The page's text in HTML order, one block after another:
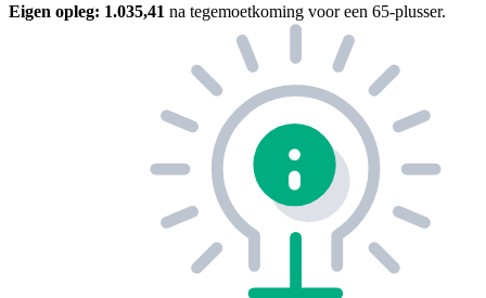
Eigen opleg: 1.035,41 na tegemoetkoming voor een 65-plusser.